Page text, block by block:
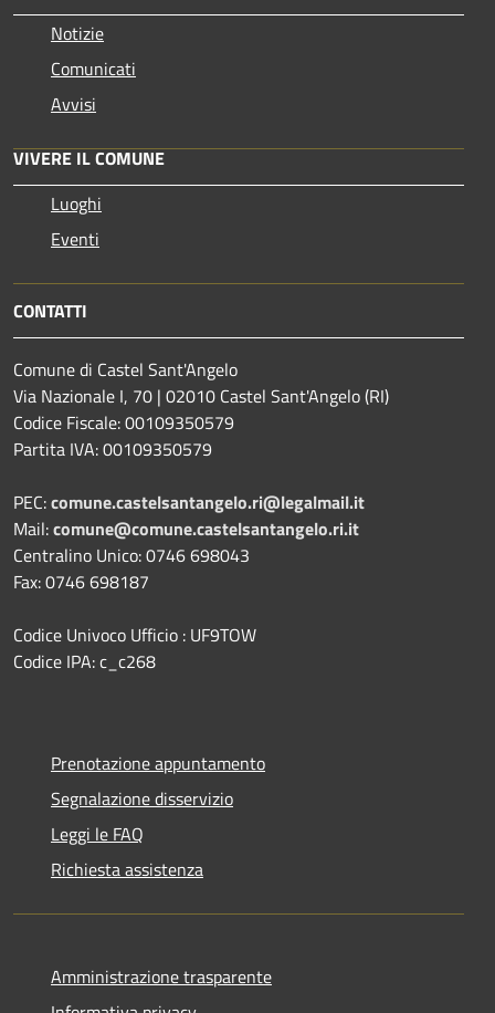
Notizie
Comunicati
Avvisi
VIVERE IL COMUNE
Luoghi
Eventi
CONTATTI
Comune di Castel Sant'Angelo
Via Nazionale I, 70 | 02010 Castel Sant'Angelo (RI)
Codice Fiscale: 00109350579
Partita IVA: 00109350579
PEC:comune.castelsantangelo.ri@legalmail.it
Mail:comune@comune.castelsantangelo.ri.it
Centralino Unico: 0746 698043
Fax: 0746 698187
Codice Univoco Ufficio : UF9TOW
Codice IPA: c_c268
Prenotazione appuntamento
Segnalazione disservizio
Leggi le FAQ
Richiesta assistenza
Amministrazione trasparente